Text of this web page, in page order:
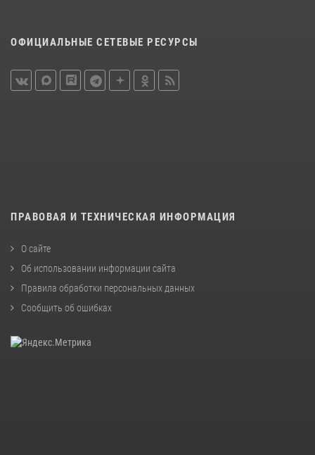
ОФИЦИАЛЬНЫЕ СЕТЕВЫЕ РЕСУРСЫ
ПРАВОВАЯ И ТЕХНИЧЕСКАЯ ИНФОРМАЦИЯ
О сайте
Об использовании информации сайта
Правила обработки персональных данных
Сообщить об ошибках